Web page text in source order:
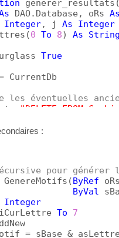
t1.mot,
dico AS t1 " & _
EXISTS (select
rs!mot, rs!taille
generer_resultats (
DAO.Database, oRs As
Integer, j As
Integer
(0 To 8) As String
True
CurrentDb
les éventuelles
"DELETE FROM
tableau par ordre
asLettres
502 motifs (motifs
1 To 8
:
pour générer
GenereMotifs (ByRef
ByVal
Integer
To
7
= sBase &